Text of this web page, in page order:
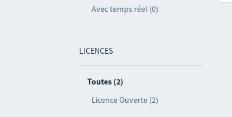
Avec temps réel (0)
LICENCES
Toutes (2)
Licence Ouverte (2)